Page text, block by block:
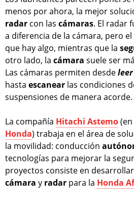
menos por ahora, la mejor
radar con las cámaras. El radar
a diferencia de la cámara, pero el
que hay algo, mientras que la
otro lado, la cámara suele ser
Las cámaras permiten desdeleer
hasta escanear las condiciones
suspensiones de manera acorde.
La compañía Hitachi Astemo
Honda) trabaja en el área de
la movilidad: conducción
tecnologías para mejorar la
proyectos consiste en
cámara y radar para la Honda